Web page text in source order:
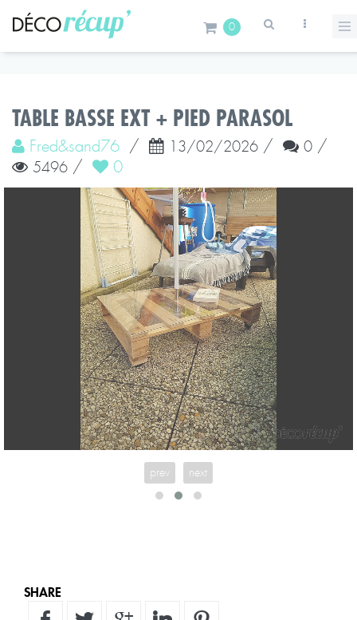
0
TABLE BASSE EXT + PIED PARASOL
Fred&sand76 / 13/02/2026 / 0 /
5496 / 0
prev next
SHARE